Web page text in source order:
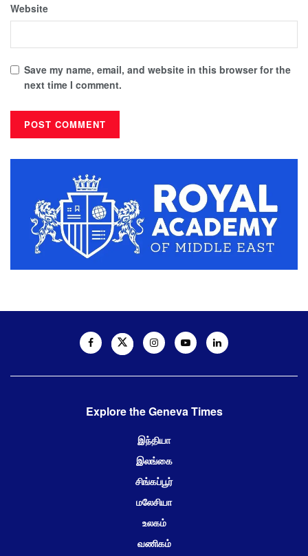
Website
Save my name, email, and website in this browser for the
next time I comment.
Explore the Geneva Times
இந்தியா
இலங்கை
சிங்கப்பூர்
மலேசியா
உலகம்
வணிகம்